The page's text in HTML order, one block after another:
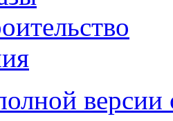
версии